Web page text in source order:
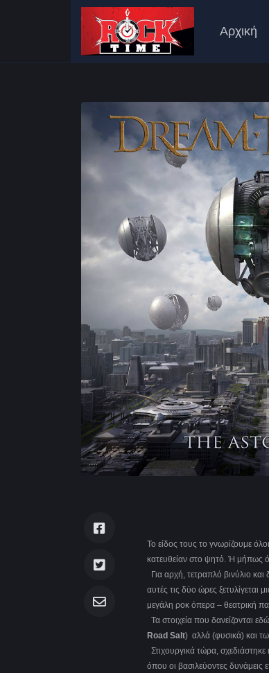
Αρχική
Το είδος τους το γνωρίζουμε
κατευθείαν στο ψητό. Ή μήπως
Για αρχή, τετραπλό βινύλιο και
αυτές τις δύο ώρες
μεγάλη ροκ όπερα – θεατρική
Τα στοιχεία που δανείζονται
Road Salt) αλλά (φυσικά) και
Στιχουργικά τώρα,
όπου οι βασιλεύοντες δυνάμεις